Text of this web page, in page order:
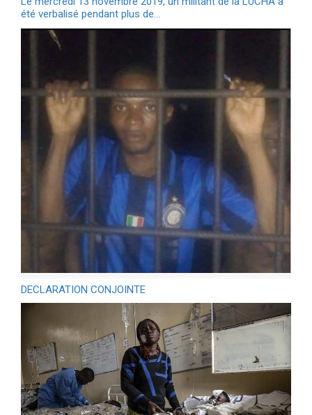
été verbalisé pendant plus de…
DECLARATION CONJOINTE